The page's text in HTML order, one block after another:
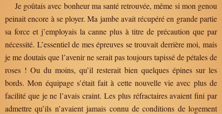
Je goûtais avec bonheur ma santé retrouvée, même si mon genou
peinait encore à se ployer. Ma jambe avait récupéré en grande partie
sa force et j’employais la canne plus à titre de précaution que par
nécessité. L’essentiel de mes épreuves se trouvait derrière moi, mais
je me doutais que l’avenir ne serait pas toujours tapissé de pétales de
roses ! Ou du moins, qu’il resterait bien quelques épines sur les
bords. Mon équipage s’était fait à cette nouvelle vie avec plus de
facilité que je ne l’avais craint. Les plus réfractaires avaient fini par
admettre qu’ils n’avaient jamais connu de conditions de logement